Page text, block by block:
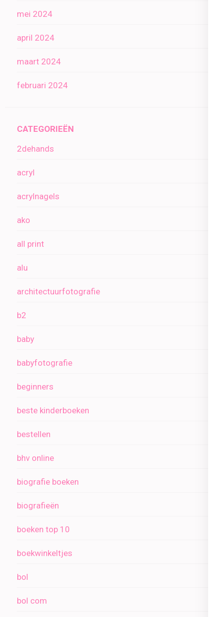
mei 2024
april 2024
maart 2024
februari 2024
CATEGORIEËN
2dehands
acryl
acrylnagels
ako
all print
alu
architectuurfotografie
b2
baby
babyfotografie
beginners
beste kinderboeken
bestellen
bhv online
biografie boeken
biografieën
boeken top 10
boekwinkeltjes
bol
bol com